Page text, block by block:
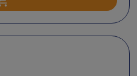
Ajouter au panier